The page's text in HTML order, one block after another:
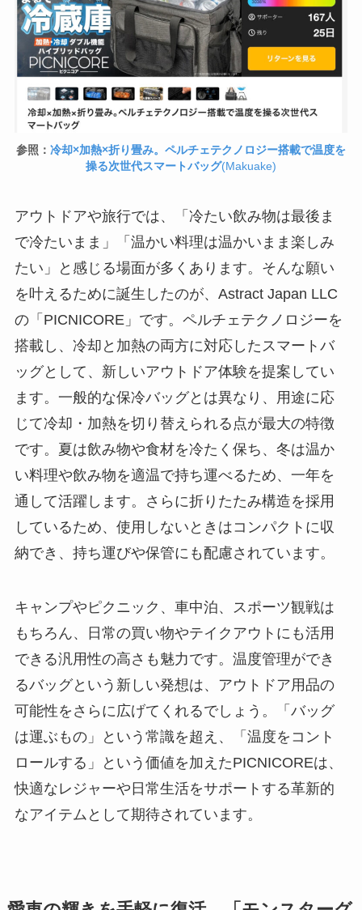
参照： 冷却×加熱×折り畳み。ペルチェテクノロジー搭載で温度を
操る次世代スマートバッグ(Makuake)
アウトドアや旅行では、「冷たい飲み物は最後ま
で冷たいまま」「温かい料理は温かいまま楽しみ
たい」と感じる場面が多くあります。そんな願い
を叶えるために誕生したのが、Astract Japan LLC
の「PICNICORE」です。ペルチェテクノロジーを
搭載し、冷却と加熱の両方に対応したスマートバ
ッグとして、新しいアウトドア体験を提案してい
ます。一般的な保冷バッグとは異なり、用途に応
じて冷却・加熱を切り替えられる点が最大の特徴
です。夏は飲み物や食材を冷たく保ち、冬は温か
い料理や飲み物を適温で持ち運べるため、一年を
通して活躍します。さらに折りたたみ構造を採用
しているため、使用しないときはコンパクトに収
納でき、持ち運びや保管にも配慮されています。
キャンプやピクニック、車中泊、スポーツ観戦は
もちろん、日常の買い物やテイクアウトにも活用
できる汎用性の高さも魅力です。温度管理ができ
るバッグという新しい発想は、アウトドア用品の
可能性をさらに広げてくれるでしょう。「バッグ
は運ぶもの」という常識を超え、「温度をコント
ロールする」という価値を加えたPICNICOREは、
快適なレジャーや日常生活をサポートする革新的
なアイテムとして期待されています。